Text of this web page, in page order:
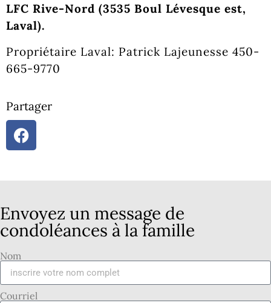
LFC Rive-Nord (3535 Boul Lévesque est,
Laval).
Propriétaire Laval: Patrick Lajeunesse 450-
665-9770
Partager
Envoyez un message de
condoléances à la famille
Nom
Courriel